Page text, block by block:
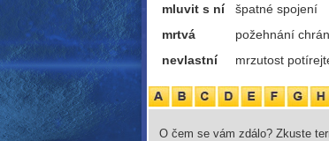
mluvit s ní
špatné spojení
mrtvá
požehnání
nevlastní
mrzutost
O čem se vám zdálo? Zkuste